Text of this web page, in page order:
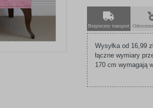
Bezpieczny transport
Wysyłka od 16,99
łączne wymiary
170 cm wymagają